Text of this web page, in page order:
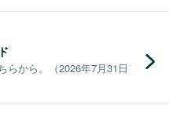
らから。（2026年7月31日